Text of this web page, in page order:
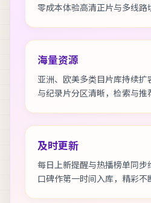
零成本体验高清正片与多线路
海量资源
亚洲、欧美多类目片库持续扩
与纪录片分区清晰，检索与推
及时更新
每日上新提醒与热播榜单同步
口碑作第一时间入库，精彩不